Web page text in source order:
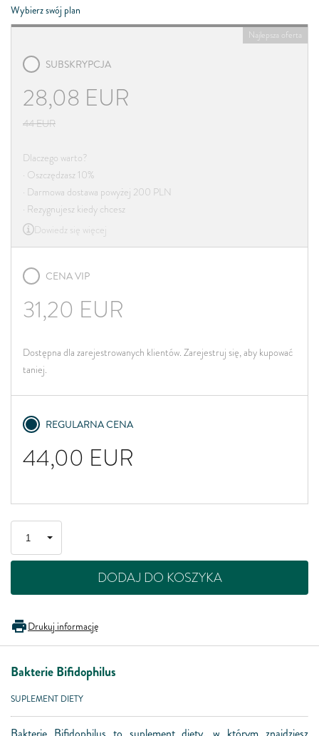
Wybierz swój plan
Najlepsza oferta
SUBSKRYPCJA
28,08 EUR
44EUR
Dlaczego warto?
· Oszczędzasz 10%
· Darmowa dostawa powyżej 200 PLN
· Rezygnujesz kiedy chcesz
Dowiedz się więcej
CENA VIP
31,20 EUR
Dostępna dla zarejestrowanych klientów. Zarejestruj się, aby kupować
taniej.
REGULARNA CENA
44,00 EUR
DODAJ DO KOSZYKA
Drukuj informację
Bakterie Bifidophilus
SUPLEMENT DIETY